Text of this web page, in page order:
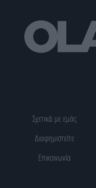
Σχετικά με εμάς
Διαφημιστείτε
Επικοινωνία